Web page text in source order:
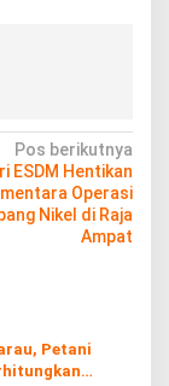
Pos berikutnya
ESDM Hentikan
Operasi
Nikel di Raja
Ampat
Petani